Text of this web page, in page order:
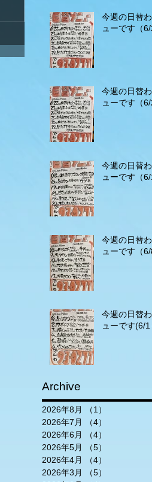
今週の日替わ
ューです（6/
今週の日替わ
ューです（6/
今週の日替わ
ューです（6/
今週の日替わ
ューです（6/
今週の日替わ
ューです(6/1
Archive
2026年8月 （1）
2026年7月
（4）
2026年6月
（4）
2026年5月
（5）
2026年4月
（4）
2026年3月
（5）